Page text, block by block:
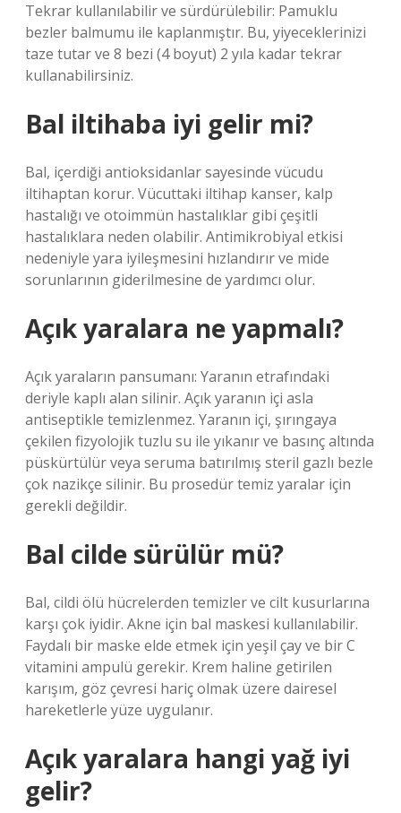
Tekrar kullanılabilir ve sürdürülebilir: Pamuklu
bezler balmumu ile kaplanmıştır. Bu, yiyeceklerinizi
taze tutar ve 8 bezi (4 boyut) 2 yıla kadar tekrar
kullanabilirsiniz.
Bal iltihaba iyi gelir mi?
Bal, içerdiği antioksidanlar sayesinde vücudu
iltihaptan korur. Vücuttaki iltihap kanser, kalp
hastalığı ve otoimmün hastalıklar gibi çeşitli
hastalıklara neden olabilir. Antimikrobiyal etkisi
nedeniyle yara iyileşmesini hızlandırır ve mide
sorunlarının giderilmesine de yardımcı olur.
Açık yaralara ne yapmalı?
Açık yaraların pansumanı: Yaranın etrafındaki
deriyle kaplı alan silinir. Açık yaranın içi asla
antiseptikle temizlenmez. Yaranın içi, şırıngaya
çekilen fizyolojik tuzlu su ile yıkanır ve basınç altında
püskürtülür veya seruma batırılmış steril gazlı bezle
çok nazikçe silinir. Bu prosedür temiz yaralar için
gerekli değildir.
Bal cilde sürülür mü?
Bal, cildi ölü hücrelerden temizler ve cilt kusurlarına
karşı çok iyidir. Akne için bal maskesi kullanılabilir.
Faydalı bir maske elde etmek için yeşil çay ve bir C
vitamini ampulü gerekir. Krem haline getirilen
karışım, göz çevresi hariç olmak üzere dairesel
hareketlerle yüze uygulanır.
Açık yaralara hangi yağ iyi
gelir?